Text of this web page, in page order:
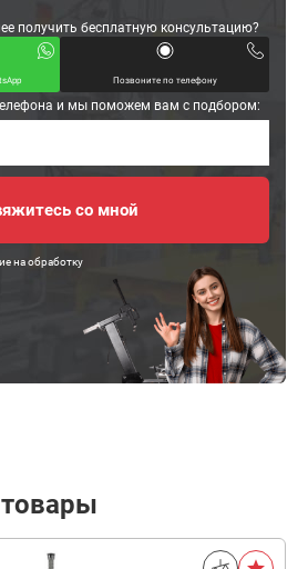
получить бесплатную консультацию?
Позвоните по телефону
и мы поможем вам с подбором:
на обработку